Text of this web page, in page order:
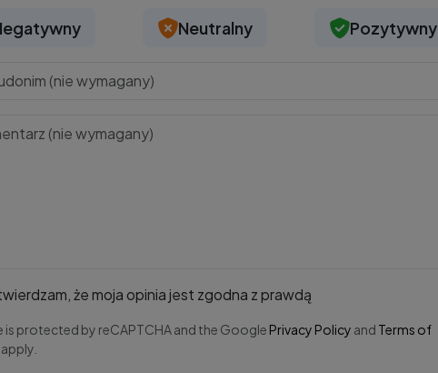
Neutralny Pozytywny
że moja opinia jest zgodna z prawdą
is protected by reCAPTCHA and the Google Privacy Policy and Terms of
apply.